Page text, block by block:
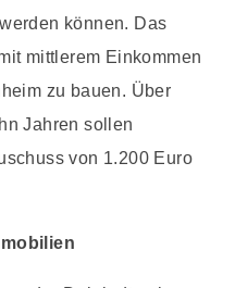
können. Das
mittlerem Einkommen
zu bauen. Über
Jahren sollen
von 1.200 Euro